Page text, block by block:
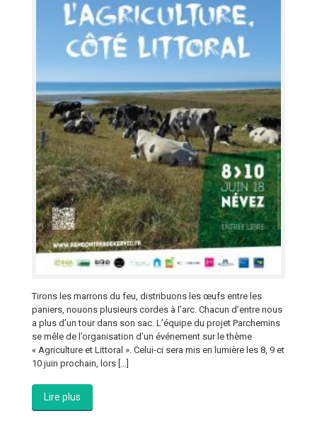
Tirons les marrons du feu, distribuons les œufs entre les
paniers, nouons plusieurs cordes à l’arc. Chacun d’entre nous
a plus d’un tour dans son sac. L’équipe du projet Parchemins
se mêle de l’organisation d’un événement sur le thème
« Agriculture et Littoral ». Celui-ci sera mis en lumière les 8, 9 et
10 juin prochain, lors […]
Lire plus